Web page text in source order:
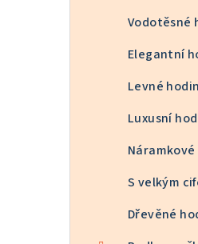
Vodotěsné
Elegantní
Levné
Luxusní
S velkým
Dřevěné